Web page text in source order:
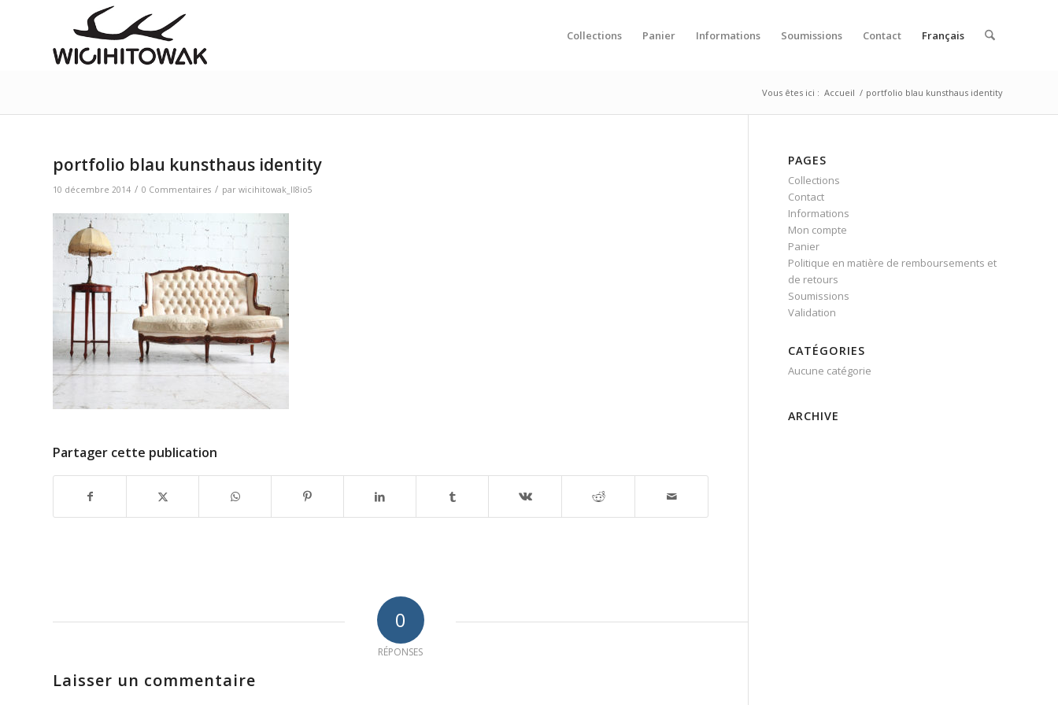
Collections Panier Informations Soumissions Contact Français
Vous êtes ici : Accueil / portfolio blau kunsthaus identity
portfolio blau kunsthaus identity
10 décembre 2014 / 0 Commentaires / par wicihitowak_ll8io5
Partager cette publication
0
RÉPONSES
Laisser un commentaire
PAGES
Collections
Contact
Informations
Mon compte
Panier
Politique en matière de remboursements et
de retours
Soumissions
Validation
CATÉGORIES
Aucune catégorie
ARCHIVE